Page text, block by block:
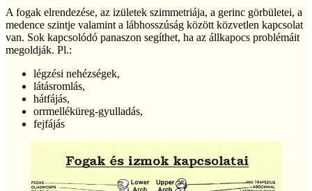
A fogak elrendezése, az izületek szimmetriája, a gerinc görbületei, a
medence szintje valamint a lábhosszúság között közvetlen kapcsolat
van. Sok kapcsolódó panaszon segíthet, ha az állkapocs problémáit
megoldják. Pl.:
légzési nehézségek,
látásromlás,
hátfájás,
orrmelléküreg-gyulladás,
fejfájás